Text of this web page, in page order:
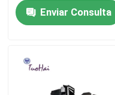
Sobre nosotros
Control de calidad
Enviar Consulta